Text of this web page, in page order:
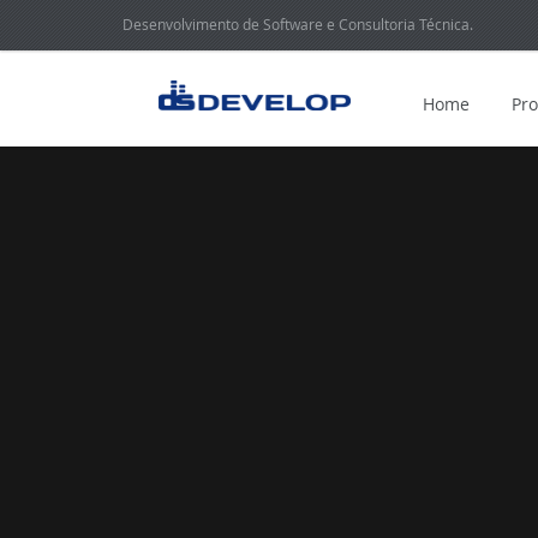
Desenvolvimento de Software e Consultoria Técnica.
Home